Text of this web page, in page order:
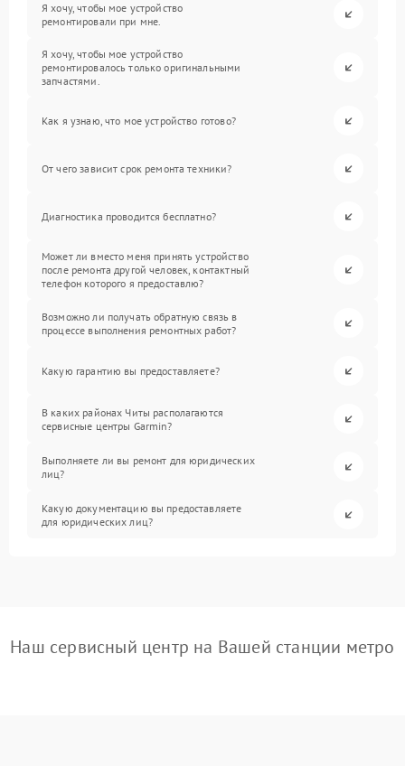
Я хочу, чтобы мое устройство
ремонтировали при мне.
Я хочу, чтобы мое устройство
ремонтировалось только оригинальными
запчастями.
Как я узнаю, что мое устройство готово?
От чего зависит срок ремонта техники?
Диагностика проводится бесплатно?
Может ли вместо меня принять устройство
после ремонта другой человек, контактный
телефон которого я предоставлю?
Возможно ли получать обратную связь в
процессе выполнения ремонтных работ?
Какую гарантию вы предоставляете?
В каких районах Читы располагаются
сервисные центры Garmin?
Выполняете ли вы ремонт для юридических
лиц?
Какую документацию вы предоставляете
для юридических лиц?
Наш сервисный центр на Вашей станции метро